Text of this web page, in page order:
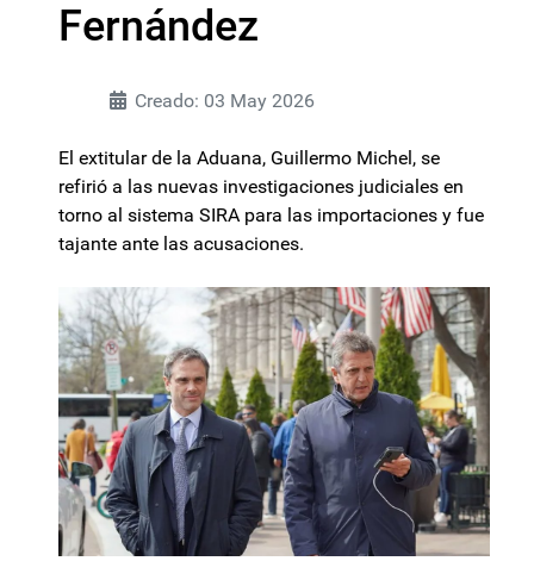
Fernández
Creado: 03 May 2026
El extitular de la Aduana, Guillermo Michel, se
refirió a las nuevas investigaciones judiciales en
torno al sistema SIRA para las importaciones y fue
tajante ante las acusaciones.